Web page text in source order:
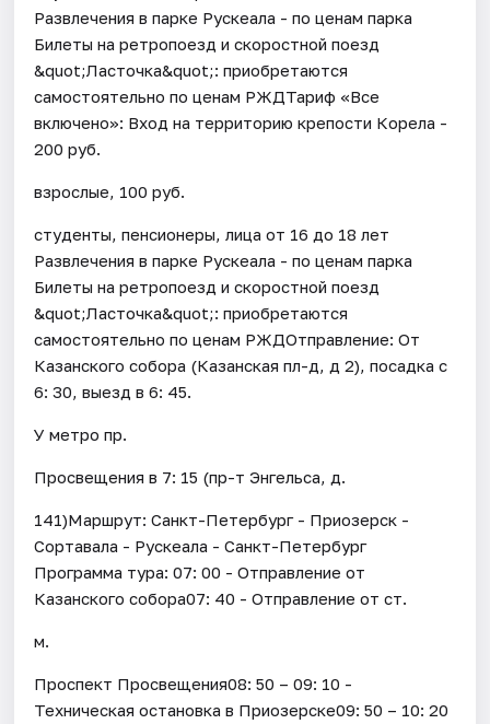
Развлечения в парке Рускеала - по ценам парка
Билеты на ретропоезд и скоростной поезд
&quot;Ласточка&quot;: приобретаются
самостоятельно по ценам РЖДТариф «Все
включено»: Вход на территорию крепости Корела -
200 руб.
взрослые, 100 руб.
студенты, пенсионеры, лица от 16 до 18 лет
Развлечения в парке Рускеала - по ценам парка
Билеты на ретропоезд и скоростной поезд
&quot;Ласточка&quot;: приобретаются
самостоятельно по ценам РЖДОтправление: От
Казанского собора (Казанская пл-д, д 2), посадка с
6: 30, выезд в 6: 45.
У метро пр.
Просвещения в 7: 15 (пр-т Энгельса, д.
141)Маршрут: Санкт-Петербург - Приозерск -
Сортавала - Рускеала - Санкт-Петербург
Программа тура: 07: 00 - Отправление от
Казанского собора07: 40 - Отправление от ст.
м.
Проспект Просвещения08: 50 – 09: 10 -
Техническая остановка в Приозерске09: 50 – 10: 20